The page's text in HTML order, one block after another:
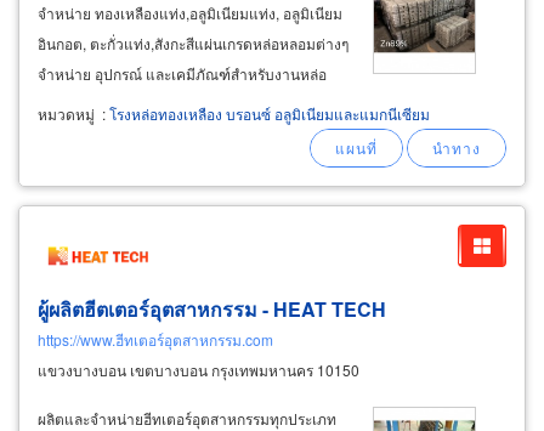
จำหน่าย ทองเหลืองแท่ง,อลูมิเนียมแท่ง, อลูมิเนียม
อินกอต, ตะกั่วแท่ง,สังกะสีแผ่นเกรดหล่อหลอมต่างๆ
จำหน่าย อุปกรณ์ และเคมีภัณฑ์สำหรับงานหล่อ
โลหะ ทองเหลือง บลาสอินกอต (brass ingot) ตรา
ch เนื้อเขียวและเหนียวแน่นเต็มก้อน สำหรับงาน
หมวดหมู่ :โรงหล่อทองเหลือง บรอนซ์ อลูมิเนียมและแมกนีเซียม
ผู้ผลิตฮีตเตอร์อุตสาหกรรม - HEAT TECH
https://www.ฮีทเตอร์อุตสาหกรรม.com
แขวงบางบอน เขตบางบอน กรุงเทพมหานคร 10150
ผลิตและจำหน่ายฮีทเตอร์อุตสาหกรรมทุกประเภท